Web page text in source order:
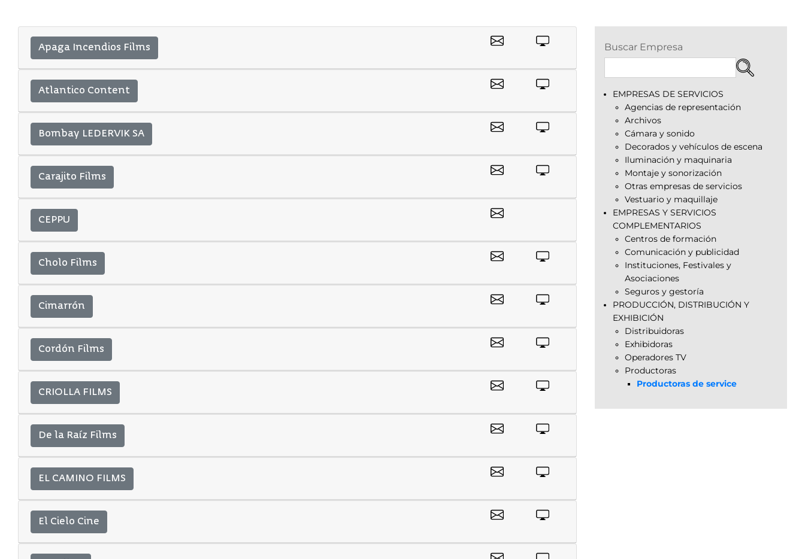
Apaga Incendios Films
Atlantico Content
Bombay LEDERVIK SA
Carajito Films
CEPPU
Cholo Films
Cimarrón
Cordón Films
CRIOLLA FILMS
De la Raíz Films
EL CAMINO FILMS
El Cielo Cine
Buscar Empresa
EMPRESAS DE SERVICIOS
Agencias de representación
Archivos
Cámara y sonido
Decorados y vehículos de escena
Iluminación y maquinaria
Montaje y sonorización
Otras empresas de servicios
Vestuario y maquillaje
EMPRESAS Y SERVICIOS
COMPLEMENTARIOS
Centros de formación
Comunicación y publicidad
Instituciones, Festivales y
Asociaciones
Seguros y gestoría
PRODUCCIÓN, DISTRIBUCIÓN Y
EXHIBICIÓN
Distribuidoras
Exhibidoras
Operadores TV
Productoras
Productoras de service